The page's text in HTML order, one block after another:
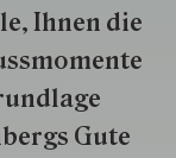
Ihnen die
Gute